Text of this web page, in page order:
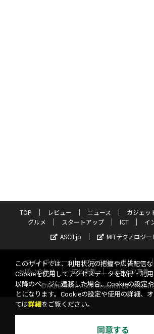
TOP レビュー ニュース ガジェッ
グルメ
スタートアップ ICT
イ
ASCII.jp
MITテクノロジー
サイトポリシー プライバシーポリシー
お問い合わせ
広告掲載 スタッフ募集
©KADOKAWA ASCII Research
このサイトでは、利用状況の把握や広告配信な
Cookieを使用してアクセスデータを取得・利
以降のページに遷移した場合、Cookieの設定
とになります。Cookieの設定や使用の詳細、
ては詳細 をご覧ください。
同意する